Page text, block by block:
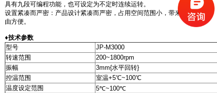
具有九段可编程功能，也可设定为不定时连续运转。
设置紧凑而严密：产品设计紧凑而严密，占用空间范围小，带来更多的自
由方便。
♦技术参数
型号
JP-M3000
转速范围
200~1800rpm
振幅
3mm{水平回转}
控温范围
室温+5℃~100℃
温度设定范围
5℃~100℃